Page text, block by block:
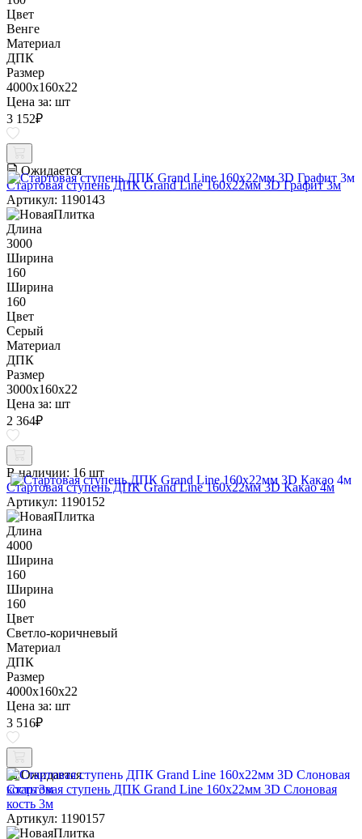
Цвет
Венге
Материал
ДПК
Размер
4000x160x22
Цена за: шт
3 152₽
Ожидается
Стартовая ступень ДПК Grand Line 160х22мм 3D Графит 3м
Артикул: 1190143
Длина
3000
Ширина
160
Ширина
160
Цвет
Серый
Материал
ДПК
Размер
3000x160x22
Цена за: шт
2 364₽
В наличии: 16 шт
Стартовая ступень ДПК Grand Line 160х22мм 3D Какао 4м
Артикул: 1190152
Длина
4000
Ширина
160
Ширина
160
Цвет
Светло-коричневый
Материал
ДПК
Размер
4000x160x22
Цена за: шт
3 516₽
Ожидается
Стартовая ступень ДПК Grand Line 160х22мм 3D Слоновая
кость 3м
Артикул: 1190157